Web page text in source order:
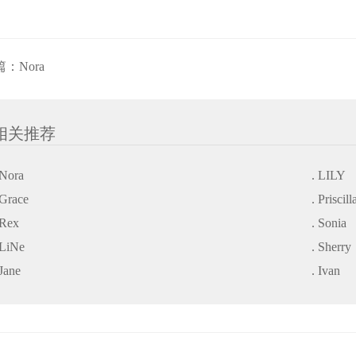
Nora
关推荐
. LILY
.
. Sonia
. Sherry
. Ivan